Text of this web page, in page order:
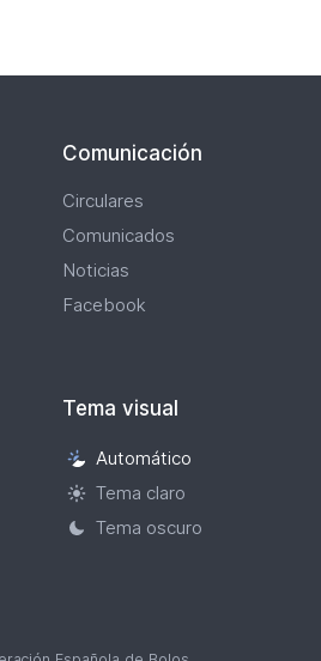
Comunicación
Circulares
Comunicados
Noticias
Facebook
Tema visual
Selección
de
tema
Automático
Tema claro
Tema oscuro